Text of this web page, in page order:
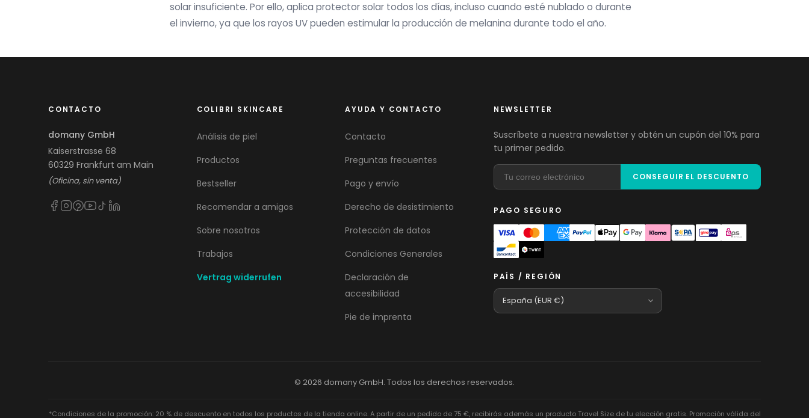
solar insuficiente. Por ello, aplica protector solar todos los días, incluso cuando esté nublado o durante
el invierno, ya que los rayos UV pueden estimular la producción de melanina durante todo el año.
CONTACTO
domany GmbH
Kaiserstrasse 68
60329 Frankfurt am Main
(Oficina, sin venta)
COLIBRI SKINCARE
Análisis de piel
Productos
Bestseller
Recomendar a amigos
Sobre nosotros
Trabajos
Vertrag widerrufen
AYUDA Y CONTACTO
Contacto
Preguntas frecuentes
Pago y envío
Derecho de desistimiento
Protección de datos
Condiciones Generales
Declaración de
accesibilidad
Pie de imprenta
NEWSLETTER
Suscríbete a nuestra newsletter y obtén un cupón del 10% para
tu primer pedido.
CONSEGUIR EL DESCUENTO
PAGO SEGURO
PAÍS / REGIÓN
© 2026 domany GmbH. Todos los derechos reservados.
*Condiciones de la promoción: 20 % de descuento en todos los productos de la tienda online. A partir de un pedido de 75 €, recibirás además un producto Travel Size de tu elección gratis. Promoción válida del